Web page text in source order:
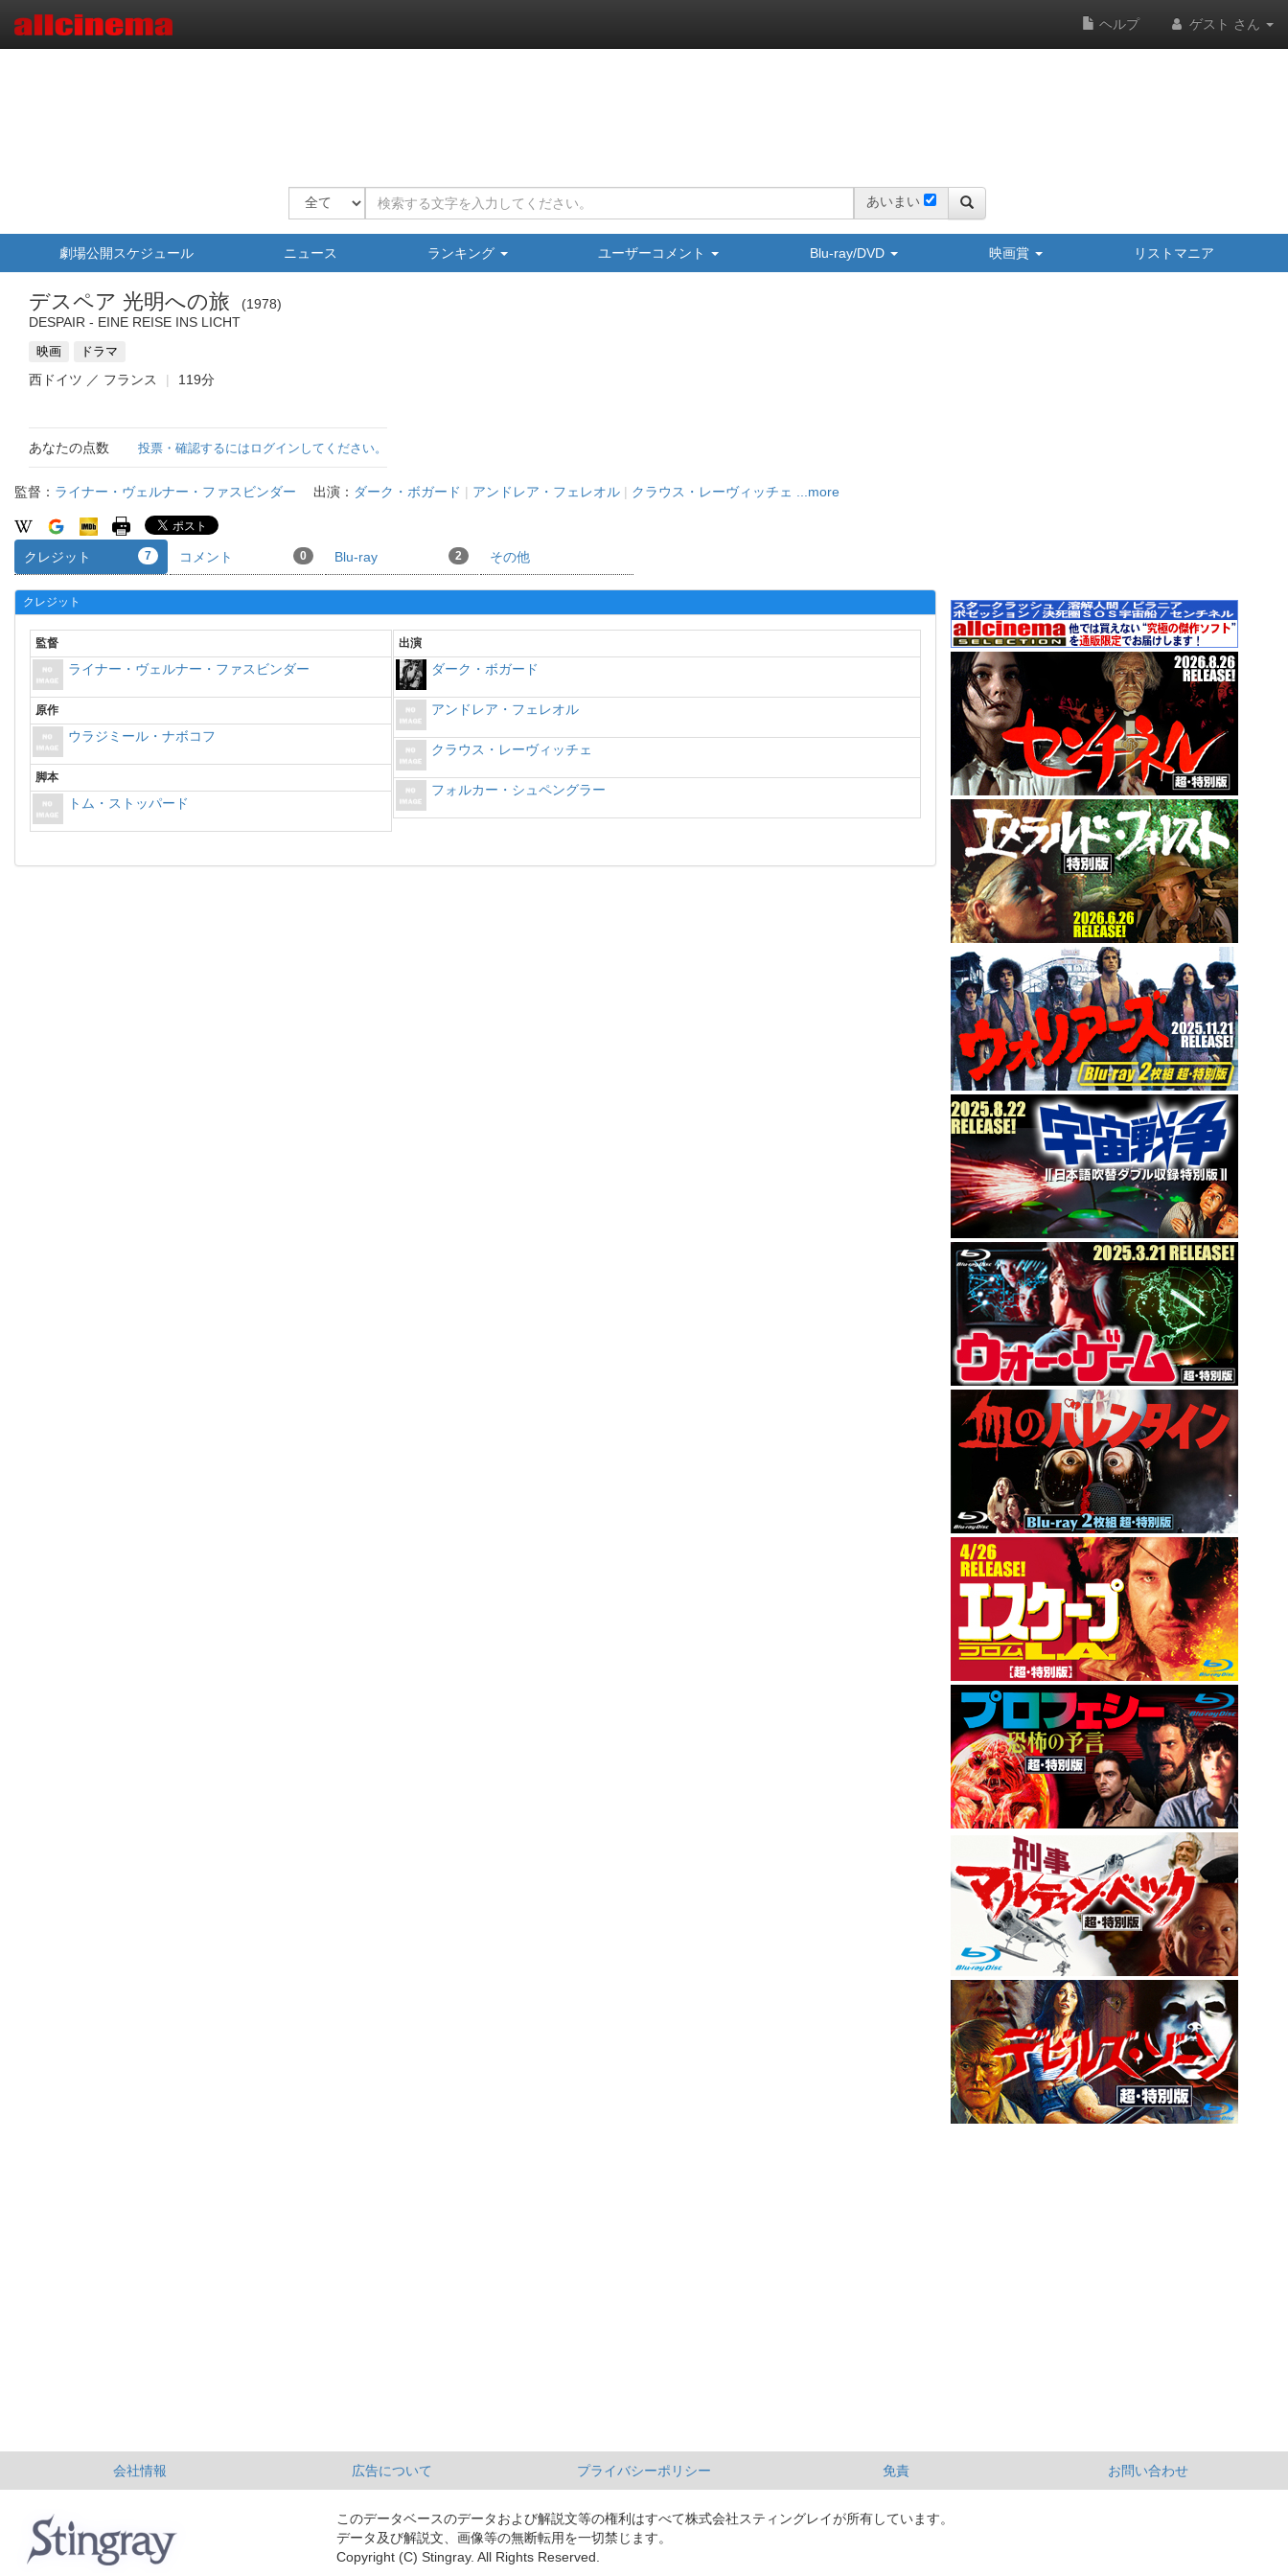
ヘルプ ゲスト さん
あいまい
劇場公開スケジュール ニュース ランキング ユーザーコメント Blu-ray/DVD 映画賞 リストマニア
デスペア 光明への旅
1978
DESPAIR - EINE REISE INS LICHT
映画 ドラマ
西ドイツ ／ フランス 119分
あなたの点数 投票・確認するにはログインしてください。
監督： ライナー・ヴェルナー・ファスビンダー 出演： ダーク・ボガード | アンドレア・フェレオル | クラウス・レーヴィッチェ ...more
クレジット 7 コメント 0 Blu-ray 2 その他
クレジット
監督
ライナー・ヴェルナー・ファスビンダー
原作
ウラジミール・ナボコフ
脚本
トム・ストッパード
出演
ダーク・ボガード
アンドレア・フェレオル
クラウス・レーヴィッチェ
フォルカー・シュペングラー
会社情報 広告について プライバシーポリシー 免責 お問い合わせ
このデータベースのデータおよび解説文等の権利はすべて株式会社スティングレイが所有しています。
データ及び解説文、画像等の無断転用を一切禁じます。
Copyright (C) Stingray. All Rights Reserved.